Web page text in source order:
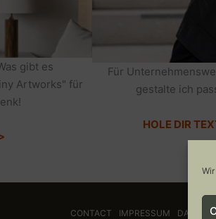
gibt es
Artworks" für
Für
gestalte ich
HOLE DIR
CONTACT IMPRESSUM